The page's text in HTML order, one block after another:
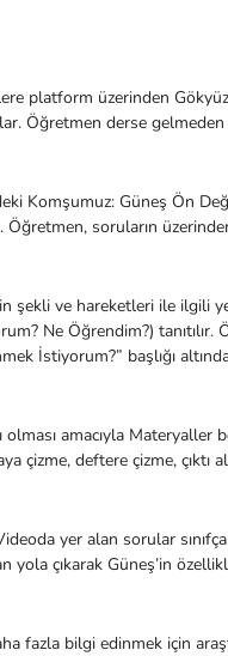
platform üzerinden
Öğretmen derse gelmeden
Komşumuz: Güneş Ön
Öğretmen, soruların
şekli ve hareketleri ile ilgili
Ne Öğrendim?) tanıtılır.
İstiyorum?” başlığı
olması amacıyla Materyaller
çizme, deftere çizme, çıktı
yer alan sorular
yola çıkarak Güneş’in
fazla bilgi edinmek için